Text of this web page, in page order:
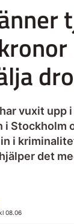
vuxit upp
i Stockholm
i
det
08.06